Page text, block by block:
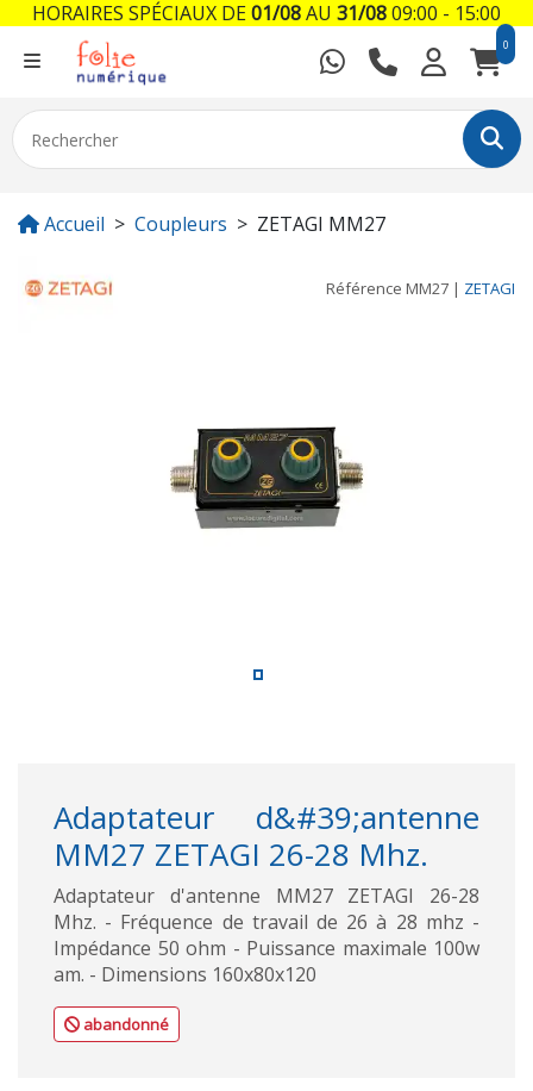
0
Accueil Coupleurs ZETAGI MM27
Référence MM27 | ZETAGI
Adaptateur d&#39;antenne
MM27 ZETAGI 26-28 Mhz.
Adaptateur d'antenne MM27 ZETAGI 26-28
Mhz. - Fréquence de travail de 26 à 28 mhz -
Impédance 50 ohm - Puissance maximale 100w
am. - Dimensions 160x80x120
abandonné
HORAIRES SPÉCIAUX DE01/08AU 31/0809:00 - 15:00